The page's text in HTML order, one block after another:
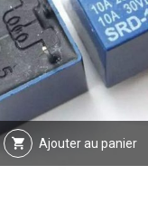
Ajouter au panier